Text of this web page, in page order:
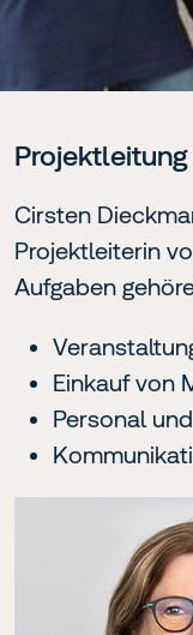
Cirsten
Projektleiterin
Aufgaben
Einkauf von
Personal